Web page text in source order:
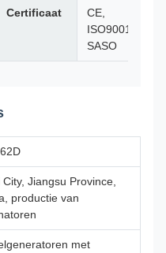
Certificaat
CE,
ISO9001,
SASO
City, Jiangsu Province,
productie van
met